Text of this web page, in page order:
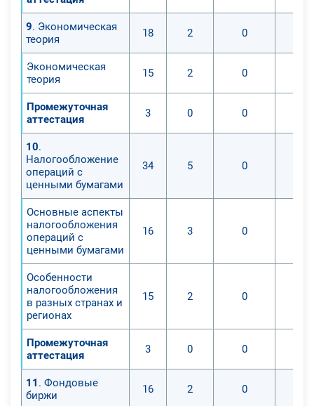
9. Экономическая
теория
18 2 0
Экономическая
теория
15 2 0
Промежуточная
аттестация
3 0 0
10.
Налогообложение
операций с
ценными бумагами
34 5 0
Основные аспекты
налогообложения
операций с
ценными бумагами
16 3 0
Особенности
налогообложения
в разных странах и
регионах
15 2 0
Промежуточная
аттестация
3 0 0
11 . Фондовые
биржи
16 2 0